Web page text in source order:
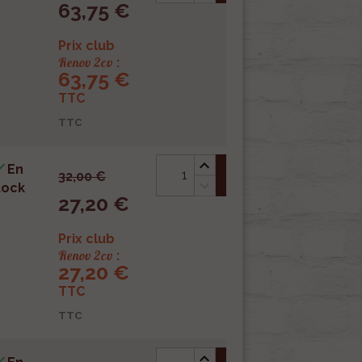
63,75 €
Prix club
Renov 2cv :
63,75 €
TTC
TTC
En
32,00 €
27,20 €
Prix club
Renov 2cv :
27,20 €
TTC
TTC